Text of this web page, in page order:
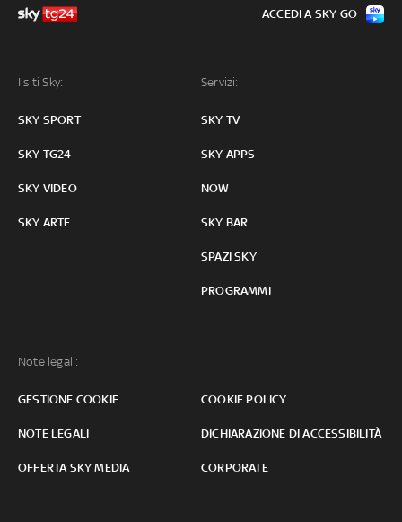
I siti Sky:
SKY SPORT
SKY TG24
SKY VIDEO
SKY ARTE
Servizi:
SKY TV
SKY APPS
NOW
SKY BAR
SPAZI SKY
PROGRAMMI
Note legali:
GESTIONE COOKIE COOKIE POLICY
NOTE LEGALI DICHIARAZIONE DI ACCESSIBILITÀ
OFFERTA SKY MEDIA CORPORATE
ACCEDI A SKY GO